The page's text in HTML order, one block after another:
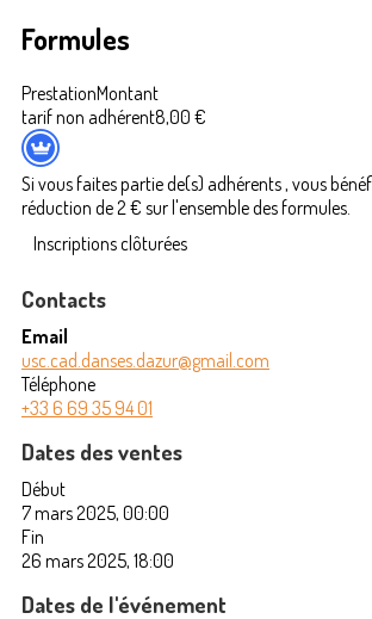
Formules
PrestationMontant
tarif non adhérent8,00 €
Si vous faites partie de(s) adhérents , vous
réduction de 2 € sur l'ensemble des formules.
Inscriptions clôturées
Contacts
Email
usc.cad.danses.dazur@gmail.com
Téléphone
+33 6 69 35 94 01
Dates des ventes
Début
7 mars 2025, 00:00
Fin
26 mars 2025, 18:00
Dates de l'événement